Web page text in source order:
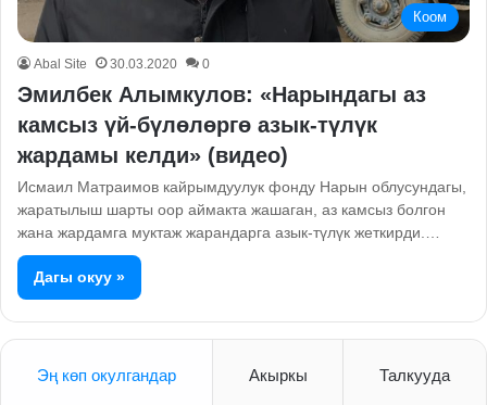
Коом
Abal Site 30.03.2020 0
Эмилбек Алымкулов: «Нарындагы аз
камсыз үй-бүлөлөргө азык-түлүк
жардамы келди» (видео)
Исмаил Матраимов кайрымдуулук фонду Нарын облусундагы,
жаратылыш шарты оор аймакта жашаган, аз камсыз болгон
жана жардамга муктаж жарандарга азык-түлүк жеткирди.…
Дагы окуу »
Эң көп окулгандар Акыркы Талкууда